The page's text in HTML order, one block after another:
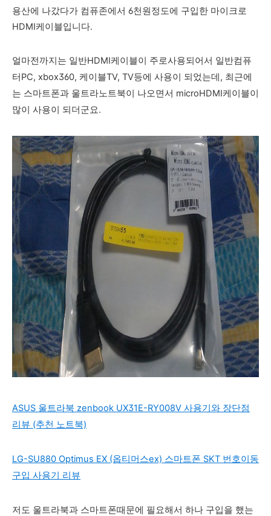
용산에 나갔다가 컴퓨존에서 6천원정도에 구입한 마이크로
HDMI케이블입니다.
얼마전까지는 일반HDMI케이블이 주로사용되어서 일반컴퓨
터PC, xbox360, 케이블TV, TV등에 사용이 되었는데, 최근에
는 스마트폰과 울트라노트북이 나오면서 microHDMI케이블이
많이 사용이 되더군요.
ASUS 울트라북 zenbook UX31E-RY008V 사용기와 장단점
리뷰 (추천 노트북)
LG-SU880 Optimus EX (옵티머스ex) 스마트폰 SKT 번호이동
구입 사용기 리뷰
저도 울트라북과 스마트폰때문에 필요해서 하나 구입을 했는